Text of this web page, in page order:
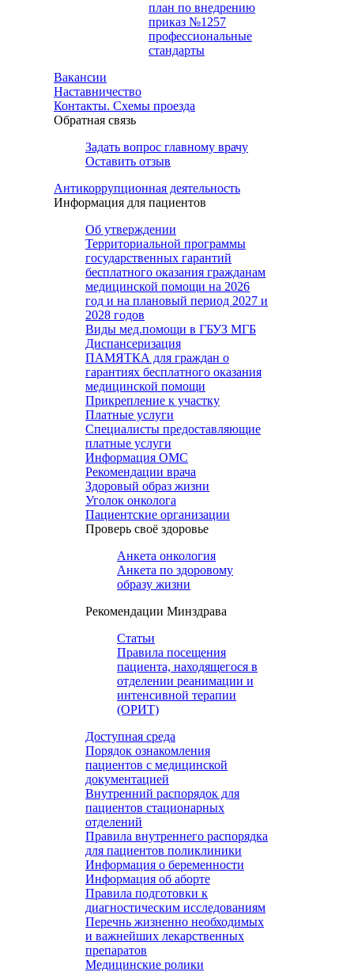
план по внедрению
приказ №1257
профессиональные
стандарты
Вакансии
Наставничество
Контакты. Схемы проезда
Обратная связь
Задать вопрос главному врачу
Оставить отзыв
Антикоррупционная деятельность
Информация для пациентов
Об утверждении
Территориальной программы
государственных гарантий
бесплатного оказания гражданам
медицинской помощи на 2026
год и на плановый период 2027 и
2028 годов
Виды мед.помощи в ГБУЗ МГБ
Диспансеризация
ПАМЯТКА для граждан о
гарантиях бесплатного оказания
медицинской помощи
Прикрепление к участку
Платные услуги
Специалисты предоставляющие
платные услуги
Информация ОМС
Рекомендации врача
Здоровый образ жизни
Уголок онколога
Пациентские организации
Проверь своё здоровье
Анкета онкология
Анкета по здоровому
образу жизни
Рекомендации Минздрава
Статьи
Правила посещения
пациента, находящегося в
отделении реанимации и
интенсивной терапии
(ОРИТ)
Доступная среда
Порядок ознакомления
пациентов с медицинской
документацией
Внутренний распорядок для
пациентов стационарных
отделений
Правила внутреннего распорядка
для пациентов поликлиники
Информация о беременности
Информация об аборте
Правила подготовки к
диагностическим исследованиям
Перечнь жизненно необходимых
и важнейших лекарственных
препаратов
Медицинские ролики